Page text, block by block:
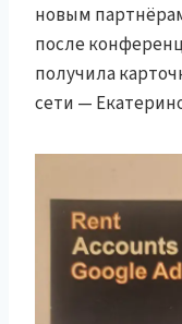
новым
после
получила
сети —